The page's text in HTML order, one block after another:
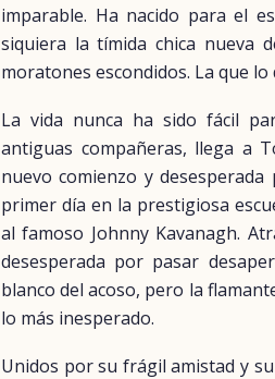
imparable. Ha nacido para el
siquiera la tímida chica nueva
moratones escondidos. La que
La vida nunca ha sido fácil
antiguas compañeras, llega a
nuevo comienzo y
primer día en la prestigiosa
al famoso Johnny Kavanagh.
desesperada por pasar
blanco del acoso, pero la
lo más inesperado.
Unidos por su frágil amistad y